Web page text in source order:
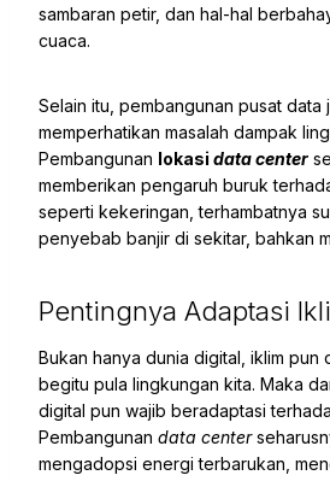
sambaran petir, dan hal-hal
cuaca.
Selain itu, pembangunan pusat data
memperhatikan masalah dampak
Pembangunan lokasi data center
memberikan pengaruh buruk
seperti kekeringan, terhambatnya
penyebab banjir di sekitar, bahkan
Pentingnya Adaptasi
Bukan hanya dunia digital, iklim pun
begitu pula lingkungan kita. Maka
digital pun wajib beradaptasi
Pembangunan data center
mengadopsi energi terbarukan,